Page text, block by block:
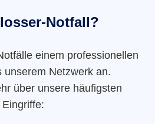
Notfall?
einem professionellen
unserem Netzwerk an.
über unsere häufigsten
Eingriffe: